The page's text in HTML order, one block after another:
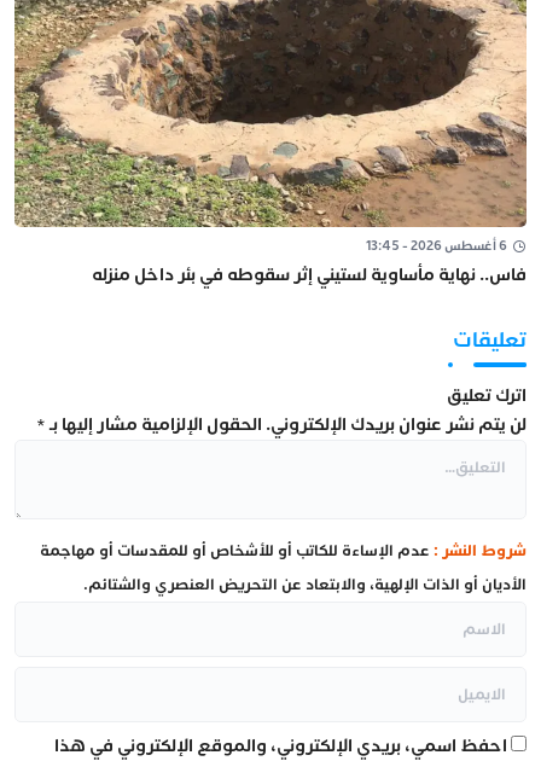
6 أغسطس 2026 - 13:45
فاس.. نهاية مأساوية لستيني إثر سقوطه في بئر داخل منزله
تعليقات
اترك تعليق
لن يتم نشر عنوان بريدك الإلكتروني. الحقول الإلزامية مشار إليها بـ*
شروط النشر : عدم الإساءة للكاتب أو للأشخاص أو للمقدسات أو مهاجمة
الأديان أو الذات الإلهية، والابتعاد عن التحريض العنصري والشتائم.
احفظ اسمي، بريدي الإلكتروني، والموقع الإلكتروني في هذا